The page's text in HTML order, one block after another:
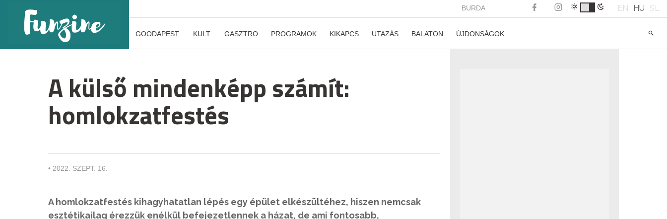
BURDA EN HU SL
GOODAPEST KULT GASZTRO PROGRAMOK KIKAPCS UTAZÁS BALATON ÚJDONSÁGOK
A külső mindenképp számít:
homlokzatfestés
• 2022. SZEPT. 16.
A homlokzatfestés kihagyhatatlan lépés egy épület elkészültéhez, hiszen nemcsak
esztétikailag érezzük enélkül befejezetlennek a házat, de ami fontosabb,